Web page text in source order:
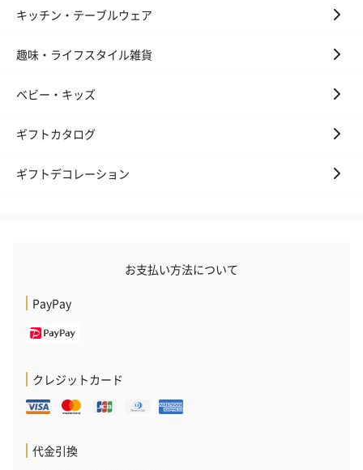
キッチン・テーブルウェア
趣味・ライフスタイル雑貨
ベビー・キッズ
ギフトカタログ
ギフトデコレーション
お支払い方法について
PayPay
クレジットカード
代金引換